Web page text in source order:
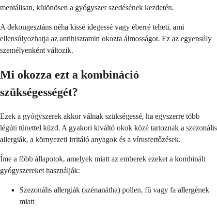
mentálisan, különösen a gyógyszer szedésének kezdetén.
A dekongesztáns néha kissé idegessé vagy éberré teheti, ami
ellensúlyozhatja az antihisztamin okozta álmosságot. Ez az egyensúly
személyenként változik.
Mi okozza ezt a kombináció
szükségességét?
Ezek a gyógyszerek akkor válnak szükségessé, ha egyszerre több
légúti tünettel küzd. A gyakori kiváltó okok közé tartoznak a szezonális
allergiák, a környezeti irritáló anyagok és a vírusfertőzések.
Íme a főbb állapotok, amelyek miatt az emberek ezeket a kombinált
gyógyszereket használják:
Szezonális allergiák (szénanátha) pollen, fű vagy fa allergének
miatt